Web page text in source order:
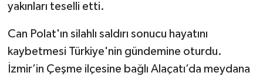
yakınları teselli etti.
Can Polat'ın silahlı saldırı sonucu hayatını
kaybetmesi Türkiye'nin gündemine oturdu.
İzmir’in Çeşme ilçesine bağlı Alaçatı’da meydana